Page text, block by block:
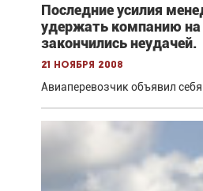
Последние усилия
удержать компанию на
закончились неудачей.
21 ноября 2008
Авиаперевозчик объявил